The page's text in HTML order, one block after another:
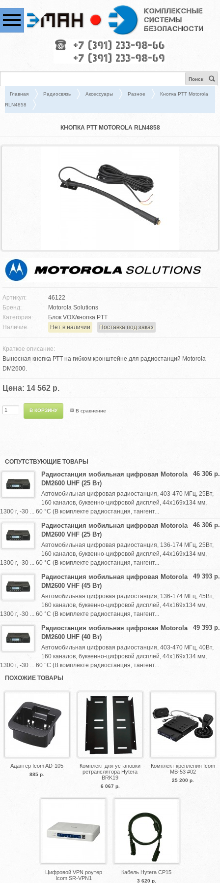
Поиск
Главная Радиосвязь Аксессуары Разное
Кнопка PTT Motorola
RLN4858
КНОПКА PTT MOTOROLA RLN4858
Артикул:
46122
Бренд:
Motorola Solutions
Категория:
Блок VOX/кнопка PTT
Наличие:
Нет в наличии Поставка под заказ
Краткое описание:
Выносная кнопка РТТ на гибком кронштейне для радиостанций Motorola
DM2600.
Цена: 14 562 р.
В сравнение
СОПУТСТВУЮЩИЕ ТОВАРЫ
46 306 р.
Радиостанция мобильная цифровая Motorola
DM2600 UHF (25 Вт)
Автомобильная цифровая радиостанция, 403-470 МГц, 25Вт,
160 каналов, буквенно-цифровой дисплей, 44х169х134 мм,
1300 г, -30 ... 60 °C (В комплекте радиостанция, тангент...
46 306 р.
Радиостанция мобильная цифровая Motorola
DM2600 VHF (25 Вт)
Автомобильная цифровая радиостанция, 136-174 МГц, 25Вт,
160 каналов, буквенно-цифровой дисплей, 44х169х134 мм,
1300 г, -30 ... 60 °C (В комплекте радиостанция, тангент...
49 393 р.
Радиостанция мобильная цифровая Motorola
DM2600 VHF (45 Вт)
Автомобильная цифровая радиостанция, 136-174 МГц, 45Вт,
160 каналов, буквенно-цифровой дисплей, 44х169х134 мм,
1300 г, -30 ... 60 °C (В комплекте радиостанция, тангент...
49 393 р.
Радиостанция мобильная цифровая Motorola
DM2600 UHF (40 Вт)
Автомобильная цифровая радиостанция, 403-470 МГц, 40Вт,
160 каналов, буквенно-цифровой дисплей, 44х169х134 мм,
1300 г, -30 ... 60 °C (В комплекте радиостанция, тангент...
ПОХОЖИЕ ТОВАРЫ
Адаптер Icom AD-105
885 р.
Комплект для установки
ретранслятора Hytera
BRK19
6 067 р.
Комплект крепления Icom
MB-53 #02
25 200 р.
Цифровой VPN роутер
Icom SR-VPN1
Кабель Hytera CP15
3 620 р.